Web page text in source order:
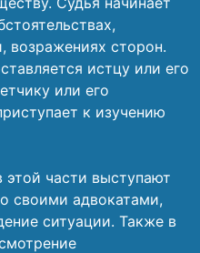
возражениях сторон.
истцу или его
или его
к изучению
этой части выступают
своими адвокатами,
ситуации. Также в